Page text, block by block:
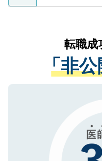
ているすべての
は、個人情報の
管理基準を満た
る、プライバシ
で、機密保持に
かがいして、現
経験をまじえな
させていただき
ない方には、長
ので、まずはご
転職成
「非